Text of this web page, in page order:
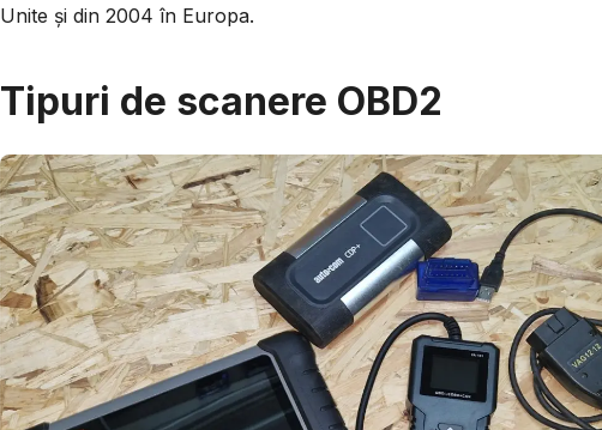
Unite și din 2004 în Europa.
Tipuri de scanere OBD2